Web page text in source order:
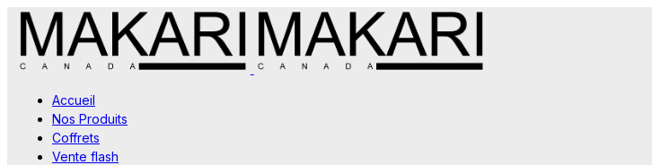
Accueil
Nos Produits
Coffrets
Vente flash